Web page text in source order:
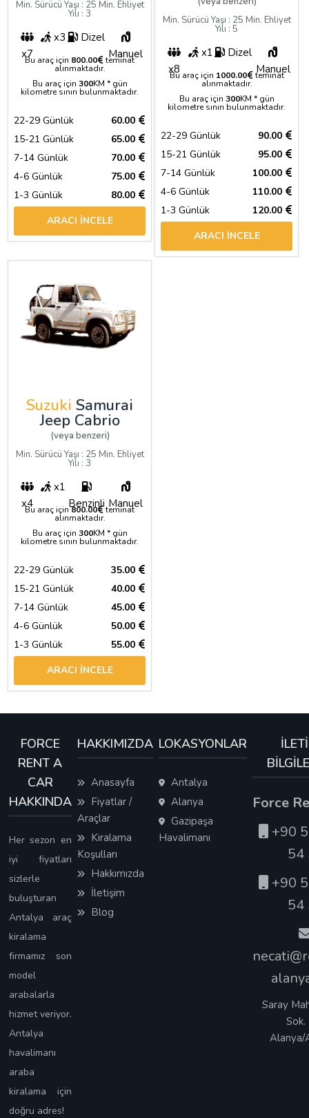
Min. Sürücü Yaşı : 25 Min. Ehliyet
Yılı : 3
x7
x3
Dizel
Manuel
Bu araç için 800.00 teminat
alınmaktadır.
Bu araç için 300KM * gün
kilometre sınırı bulunmaktadır.
22-29 Günlük
60.00
15-21 Günlük
65.00
7-14 Günlük
70.00
4-6 Günlük
75.00
1-3 Günlük
80.00
ARACI İNCELE
Min. Sürücü Yaşı : 25 Min. Ehliyet
Yılı : 5
x8
x1
Dizel
Manuel
Bu araç için 1000.00 teminat
alınmaktadır.
Bu araç için 300KM * gün
kilometre sınırı bulunmaktadır.
22-29 Günlük
90.00
15-21 Günlük
95.00
7-14 Günlük
100.00
4-6 Günlük
110.00
1-3 Günlük
120.00
ARACI İNCELE
Suzuki Samurai
Jeep Cabrio
(veya benzeri)
Min. Sürücü Yaşı : 25 Min. Ehliyet
Yılı : 3
x4
x1
Benzinli Manuel
Bu araç için800.00 teminat
alınmaktadır.
Bu araç için 300KM * gün
kilometre sınırı bulunmaktadır.
22-29 Günlük
35.00
15-21 Günlük
40.00
7-14 Günlük
45.00
4-6 Günlük
50.00
1-3 Günlük
55.00
ARACI İNCELE
FORCE
RENT A
CAR
HAKKINDA
Her sezon en
iyi fiyatları
sizlerle
buluşturan
Antalya araç
kiralama
firmamız son
model
arabalarla
hizmet veriyor.
Antalya
havalimanı
araba
kiralama için
doğru adres!
HAKKIMIZDA
Anasayfa
Fiyatlar /
Araçlar
Kiralama
Koşulları
Hakkımızda
İletişim
Blog
LOKASYONLAR
Antalya
Alanya
Gazipaşa
Havalimanı
Force
+90
54
+90
54
Saray
Alanya/